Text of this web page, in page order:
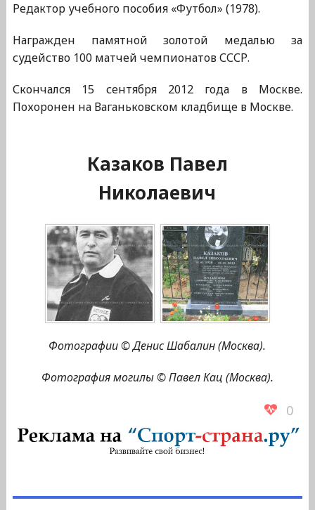
Редактор учебного пособия «Футбол» (1978).
Награжден памятной золотой медалью за
судейство 100 матчей чемпионатов СССР.
Скончался 15 сентября 2012 года в Москве.
Похоронен на Ваганьковском кладбище в Москве.
Казаков Павел
Николаевич
Фотографии © Денис Шабалин (Москва).
Фотография могилы © Павел Кац (Москва).
0